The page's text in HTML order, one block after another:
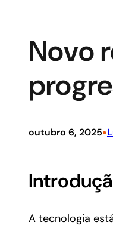
Novo
outubro 6, 2025•
A tecnologia